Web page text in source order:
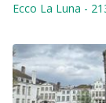
Ecco La Luna -